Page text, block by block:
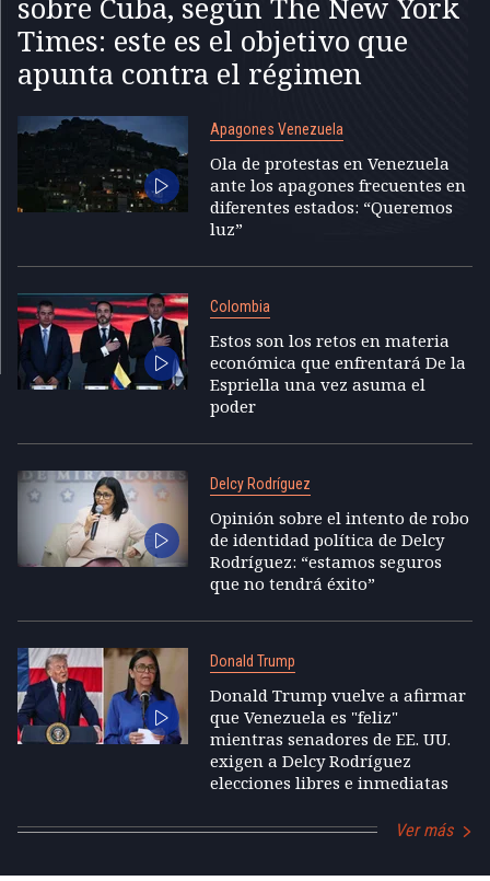
Times: este es el objetivo que
apunta contra el régimen
Apagones Venezuela
Ola de protestas en Venezuela
ante los apagones frecuentes en
diferentes estados: “Queremos
luz”
Colombia
Estos son los retos en materia
económica que enfrentará De la
Espriella una vez asuma el
poder
Delcy Rodríguez
Opinión sobre el intento de robo
de identidad política de Delcy
Rodríguez: “estamos seguros
que no tendrá éxito”
Donald Trump
Donald Trump vuelve a afirmar
que Venezuela es "feliz"
mientras senadores de EE. UU.
exigen a Delcy Rodríguez
elecciones libres e inmediatas
Ver más